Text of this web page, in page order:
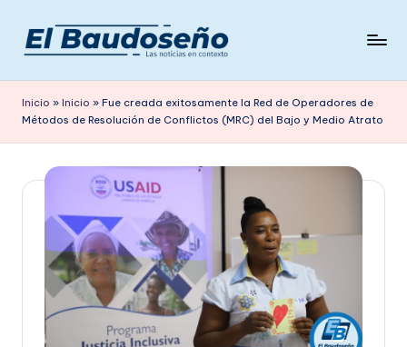
Saltar
contenido
e
ri
d
en
Inicio » Inicio » Fue creada exitosamente la Red de Operadores de
Métodos de Resolución de Conflictos (MRC) del Bajo y Medio Atrato